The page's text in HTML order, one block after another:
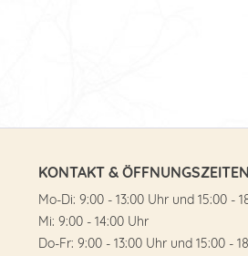
KONTAKT & ÖFFNUNGSZEITEN
Mo-Di: 9:00 - 13:00 Uhr und 15:00 -
Mi: 9:00 - 14:00 Uhr
Do-Fr: 9:00 - 13:00 Uhr und 15:00 -